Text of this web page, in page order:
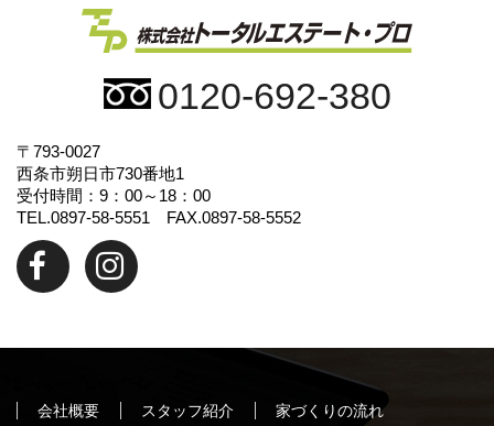
0120-692-380
〒793-0027
西条市朔日市730番地1
受付時間：9：00～18：00
TEL.0897-58-5551 FAX.0897-58-5552
会社概要 スタッフ紹介 家づくりの流れ